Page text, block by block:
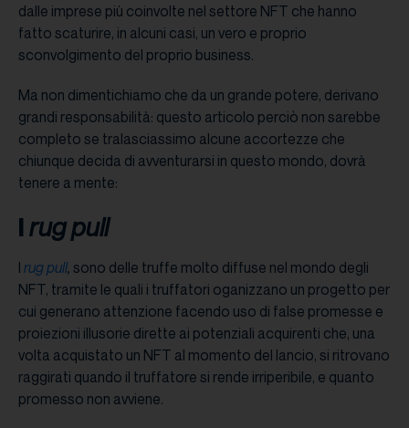
dalle imprese più coinvolte nel settore NFT che hanno
fatto scaturire, in alcuni casi, un vero e proprio
sconvolgimento del proprio business.
Ma non dimentichiamo che da un grande potere, derivano
grandi responsabilità: questo articolo perciò non sarebbe
completo se tralasciassimo alcune accortezze che
chiunque decida di avventurarsi in questo mondo, dovrà
tenere a mente:
Irug pull
I rug pull, sono delle truffe molto diffuse nel mondo degli
NFT, tramite le quali i truffatori oganizzano un progetto per
cui generano attenzione facendo uso di false promesse e
proiezioni illusorie dirette ai potenziali acquirenti che, una
volta acquistato un NFT al momento del lancio, si ritrovano
raggirati quando il truffatore si rende irriperibile, e quanto
promesso non avviene.